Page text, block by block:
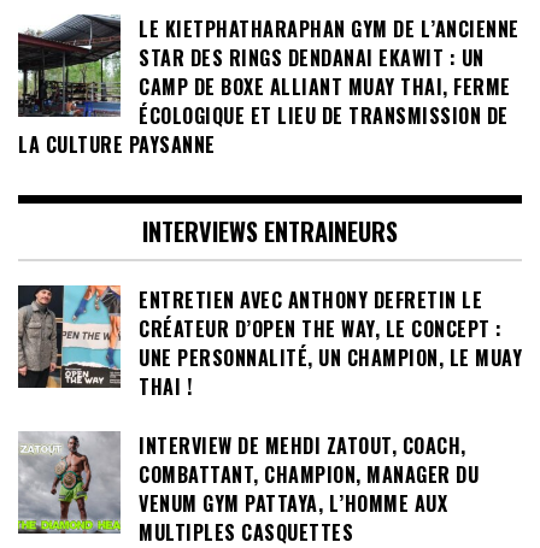
LE KIETPHATHARAPHAN GYM DE L’ANCIENNE
STAR DES RINGS DENDANAI EKAWIT : UN
CAMP DE BOXE ALLIANT MUAY THAI, FERME
ÉCOLOGIQUE ET LIEU DE TRANSMISSION DE
INTERVIEWS ENTRAINEURS
ENTRETIEN AVEC ANTHONY DEFRETIN LE
CRÉATEUR D’OPEN THE WAY, LE CONCEPT :
UNE PERSONNALITÉ, UN CHAMPION, LE MUAY
INTERVIEW DE MEHDI ZATOUT, COACH,
COMBATTANT, CHAMPION, MANAGER DU
VENUM GYM PATTAYA, L’HOMME AUX